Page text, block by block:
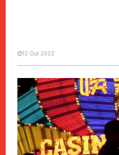
GRANDE PLANO MANCHETE
SJM | Com a
qual será o papel
Leong no sector?
12 Out 2022